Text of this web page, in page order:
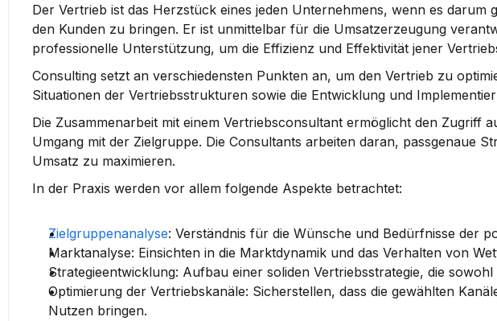
Der Vertrieb ist das Herzstück eines jeden Unternehmens, wenn es
den Kunden zu bringen. Er ist unmittelbar für die Umsatzerzeugung
professionelle Unterstützung, um die Effizienz und Effektivität jener
Consulting setzt an verschiedensten Punkten an, um den Vertrieb zu
Situationen der Vertriebsstrukturen sowie die Entwicklung und
Die Zusammenarbeit mit einem Vertriebsconsultant ermöglicht den Zugriff
Umgang mit der Zielgruppe. Die Consultants arbeiten daran, passgenaue
Umsatz zu maximieren.
In der Praxis werden vor allem folgende Aspekte betrachtet:
Zielgruppenanalyse: Verständnis für die Wünsche und Bedürfnisse der
Marktanalyse: Einsichten in die Marktdynamik und das Verhalten von
Strategieentwicklung: Aufbau einer soliden Vertriebsstrategie, die
Optimierung der Vertriebskanäle: Sicherstellen, dass die gewählten
Nutzen bringen.